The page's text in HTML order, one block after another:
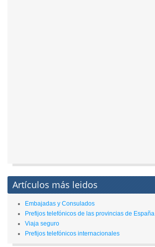
Artículos más leidos
Embajadas y Consulados
Prefijos telefónicos de las provincias de España
Viaja seguro
Prefijos telefónicos internacionales